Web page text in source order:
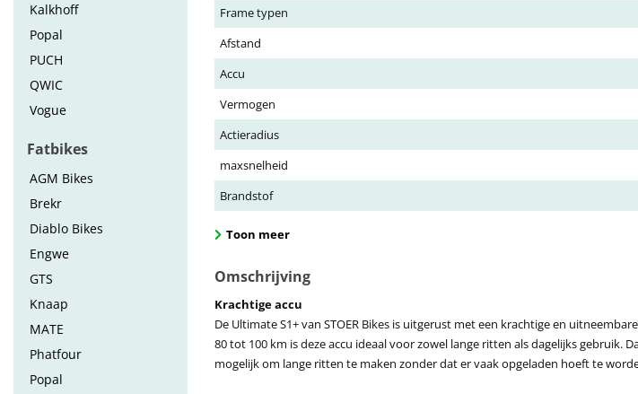
Kalkhoff
Popal
PUCH
QWIC
Vogue
Fatbikes
AGM Bikes
Brekr
Diablo Bikes
Engwe
GTS
Knaap
MATE
Phatfour
Popal
Frame typen
Afstand
Accu
Vermogen
Actieradius
maxsnelheid
Brandstof
Toon meer
Omschrijving
Krachtige accu
De Ultimate S1+ van STOER Bikes is uitgerust met een krachtige en
80 tot 100 km is deze accu ideaal voor zowel lange ritten als dagelijks
mogelijk om lange ritten te maken zonder dat er vaak opgeladen hoeft te